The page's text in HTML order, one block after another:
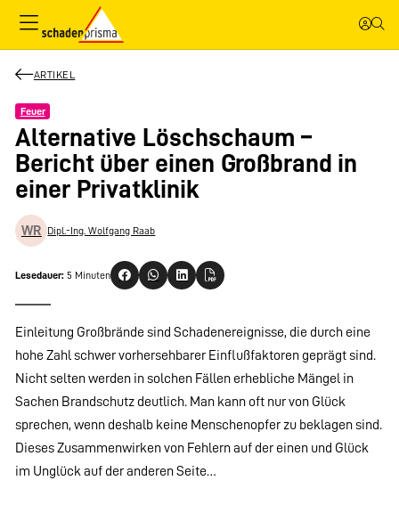
ARTIKEL
Feuer
Alternative Löschschaum –
Bericht über einen Großbrand in
einer Privatklinik
WR Dipl.-Ing. Wolfgang Raab
Lesedauer: 5 Minuten
Einleitung Großbrände sind Schadenereignisse, die durch eine
hohe Zahl schwer vorhersehbarer Einflußfaktoren geprägt sind.
Nicht selten werden in solchen Fällen erhebliche Mängel in
Sachen Brandschutz deutlich. Man kann oft nur von Glück
sprechen, wenn deshalb keine Menschenopfer zu beklagen sind.
Dieses Zusammenwirken von Fehlern auf der einen und Glück
im Unglück auf der anderen Seite…